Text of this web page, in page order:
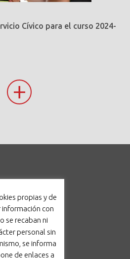
Cívico para el curso 2024-
+
propias y de
con
se recaban ni
personal sin
se informa
de enlaces a